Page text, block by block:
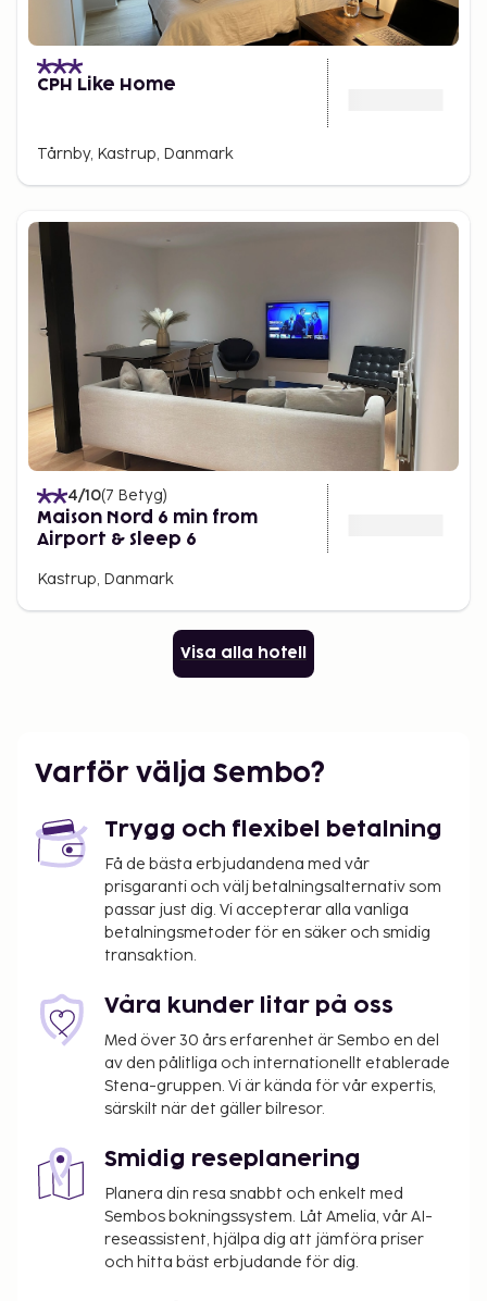
CPH Like Home
Tårnby, Kastrup, Danmark
4/10(7 Betyg)
Maison Nord 6 min from
Airport & Sleep 6
Kastrup, Danmark
Visa alla hotell
Varför välja Sembo?
Trygg och flexibel betalning
Få de bästa erbjudandena med vår
prisgaranti och välj betalningsalternativ som
passar just dig. Vi accepterar alla vanliga
betalningsmetoder för en säker och smidig
transaktion.
Våra kunder litar på oss
Med över 30 års erfarenhet är Sembo en del
av den pålitliga och internationellt etablerade
Stena-gruppen. Vi är kända för vår expertis,
särskilt när det gäller bilresor.
Smidig reseplanering
Planera din resa snabbt och enkelt med
Sembos bokningssystem. Låt Amelia, vår AI-
reseassistent, hjälpa dig att jämföra priser
och hitta bäst erbjudande för dig.